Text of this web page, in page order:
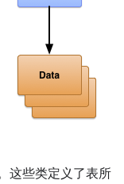
这些类定义了表所